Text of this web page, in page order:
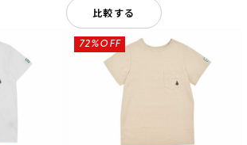
比較する
72%OFF